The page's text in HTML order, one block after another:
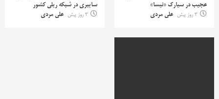
عجیب در سیارک «نیسا»
3 روز پیش
علی مردی
سایبری در شبکه ریلی کشور
3 روز پیش
علی مردی